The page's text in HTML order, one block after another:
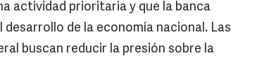
actividad prioritaria y que la banca
de la economía nacional. Las
buscan reducir la presión sobre la